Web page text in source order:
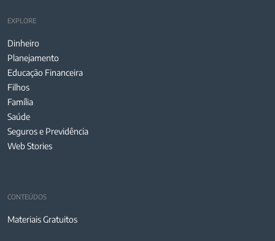
EXPLORE
Dinheiro
Planejamento
Educação Financeira
Filhos
Família
Saúde
Seguros e Previdência
Web Stories
CONTEÚDOS
Materiais Gratuitos